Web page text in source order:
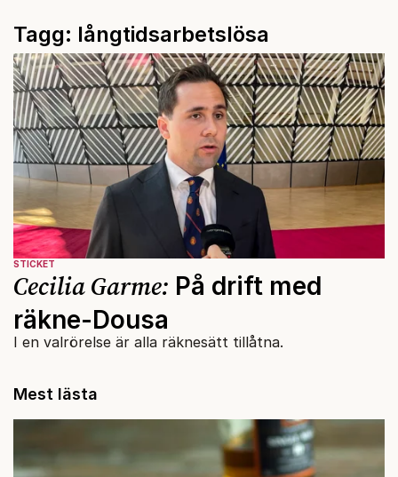
Tagg: långtidsarbetslösa
STICKET
Cecilia Garme: På drift med
räkne-Dousa
I en valrörelse är alla räknesätt tillåtna.
Mest lästa